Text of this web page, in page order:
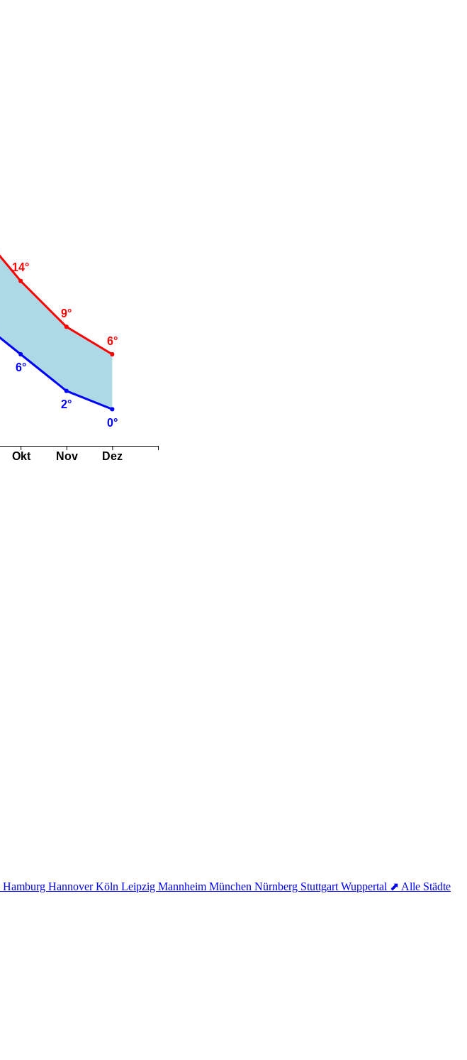
Hamburg HannoverKöln Leipzig Mannheim München Nürnberg Stuttgart Wuppertal ⬈ Alle Städte